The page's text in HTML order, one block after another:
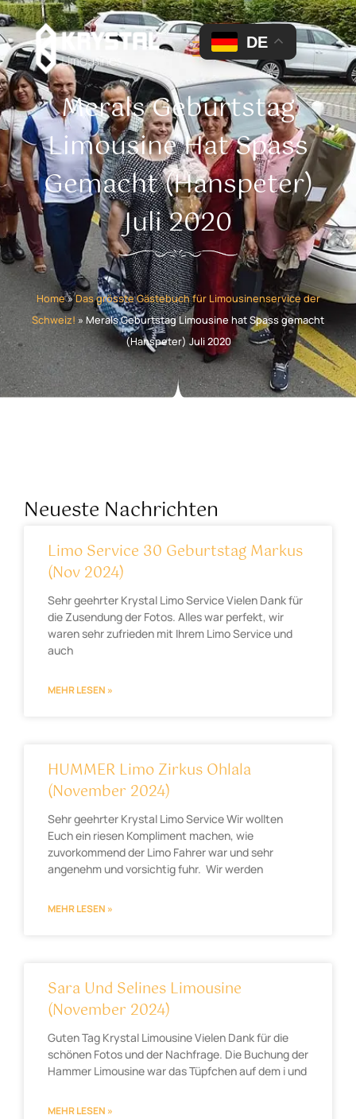
Merals Geburtstag
Limousine Hat Spass
Gemacht (Hanspeter)
Juli 2020
Home»Das grösste Gästebuch für Limousinenservice der
Schweiz! » Merals Geburtstag Limousine hat Spass gemacht
(Hanspeter) Juli 2020
Neueste Nachrichten
Limo Service 30 Geburtstag Markus
(Nov 2024)
Sehr geehrter Krystal Limo Service Vielen Dank für
die Zusendung der Fotos. Alles war perfekt, wir
waren sehr zufrieden mit Ihrem Limo Service und
auch
MEHR LESEN »
HUMMER Limo Zirkus Ohlala
(November 2024)
Sehr geehrter Krystal Limo Service Wir wollten
Euch ein riesen Kompliment machen, wie
zuvorkommend der Limo Fahrer war und sehr
angenehm und vorsichtig fuhr. Wir werden
MEHR LESEN »
Sara Und Selines Limousine
(November 2024)
Guten Tag Krystal Limousine Vielen Dank für die
schönen Fotos und der Nachfrage. Die Buchung der
Hammer Limousine war das Tüpfchen auf dem i und
MEHR LESEN »
DE